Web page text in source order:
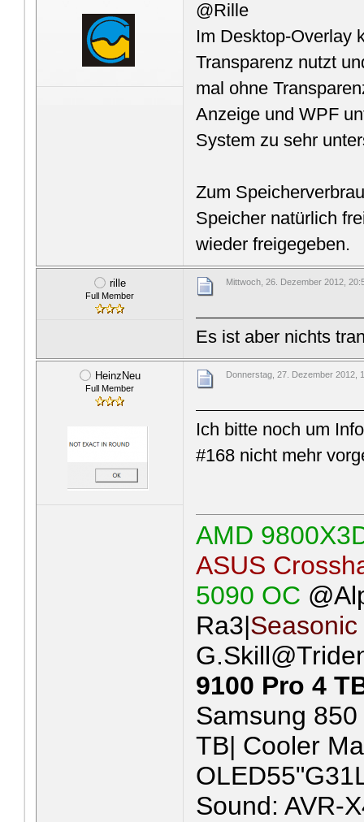
@Rille
Im Desktop-Overlay
Transparenz nutzt
mal ohne
Anzeige und WPF
System zu sehr
Zum
Speicher natürlich
wieder freigegeben.
rille
Full Member
Mittwoch, 26. Dezember 2012,
Es ist aber nichts
HeinzNeu
Full Member
Donnerstag, 27. Dezember 2012,
Ich bitte noch um
#168 nicht mehr
AMD
ASUS
5090 OC
Ra3|
9100 Pro 4
Samsung
TB| Cooler
Sound: AVR-